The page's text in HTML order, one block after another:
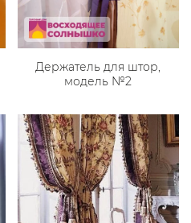
Держатель для штор,
модель №2